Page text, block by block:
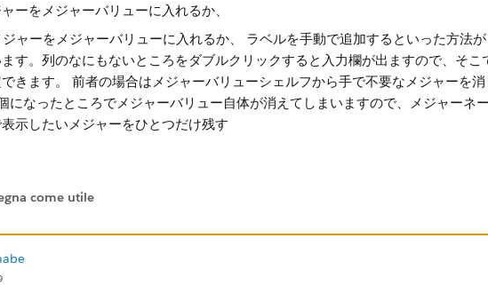
ーをメジャーバリューに入れるか、
加するといった方法が簡単かなと思います。列のなにもないところをダブルクリ
欄が出ますので、そこで任意の値を設定できます。
ャーバリューシェルフから手で不要なメジャーを消していくと残り1個になった
come utile